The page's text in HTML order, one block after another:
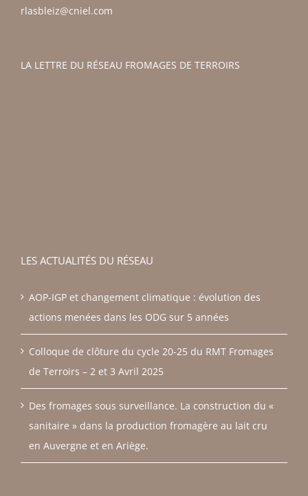
rlasbleiz@cniel.com
LA LETTRE DU RÉSEAU FROMAGES DE TERROIRS
LES ACTUALITÉS DU RÉSEAU
AOP-IGP et changement climatique : évolution des
actions menées dans les ODG sur 5 années
Colloque de clôture du cycle 20-25 du RMT Fromages
de Terroirs – 2 et 3 Avril 2025
Des fromages sous surveillance. La construction du «
sanitaire » dans la production fromagère au lait cru
en Auvergne et en Ariège.